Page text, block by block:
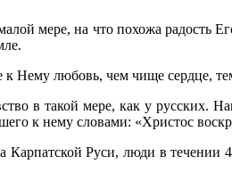
мере, на что похожа
Нему любовь, чем чище сердце,
в такой мере, как у
к нему словами: «Христос
Руси, люди в